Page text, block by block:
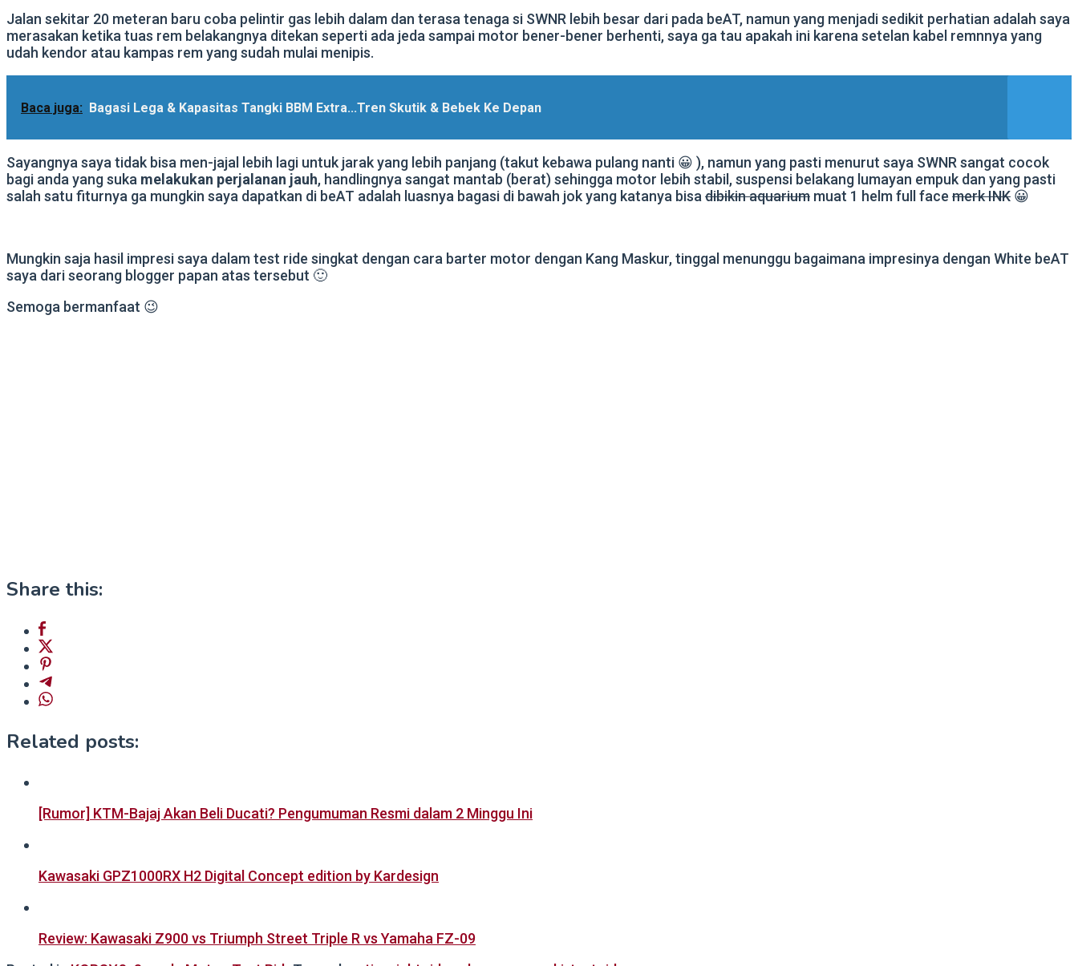
Jalan sekitar 20 meteran baru coba pelintir gas lebih dalam dan terasa tenaga si SWNR lebih besar dari pada beAT, namun yang menjadi sedikit perhatian adalah saya
merasakan ketika tuas rem belakangnya ditekan seperti ada jeda sampai motor bener-bener berhenti, saya ga tau apakah ini karena setelan kabel remnnya yang
udah kendor atau kampas rem yang sudah mulai menipis.
Baca juga: Bagasi Lega & Kapasitas Tangki BBM Extra...Tren Skutik & Bebek Ke Depan
Sayangnya saya tidak bisa men-jajal lebih lagi untuk jarak yang lebih panjang (takut kebawa pulang nanti 😀 ), namun yang pasti menurut saya SWNR sangat cocok
bagi anda yang suka melakukan perjalanan jauh, handlingnya sangat mantab (berat) sehingga motor lebih stabil, suspensi belakang lumayan empuk dan yang pasti
salah satu fiturnya ga mungkin saya dapatkan di beAT adalah luasnya bagasi di bawah jok yang katanya bisa dibikin aquarium muat 1 helm full face merk INK 😀
Mungkin saja hasil impresi saya dalam test ride singkat dengan cara barter motor dengan Kang Maskur, tinggal menunggu bagaimana impresinya dengan White beAT
saya dari seorang blogger papan atas tersebut 🙂
Semoga bermanfaat 😉
Share this:
Related posts:
[Rumor] KTM-Bajaj Akan Beli Ducati? Pengumuman Resmi dalam 2 Minggu Ini
Kawasaki GPZ1000RX H2 Digital Concept edition by Kardesign
Review: Kawasaki Z900 vs Triumph Street Triple R vs Yamaha FZ-09